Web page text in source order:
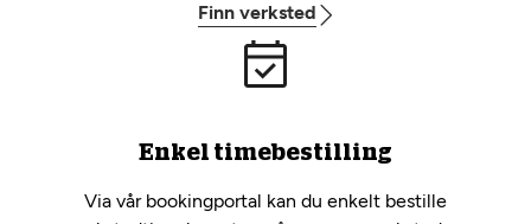
Finn verksted
Enkel timebestilling
Via vår bookingportal kan du enkelt bestille